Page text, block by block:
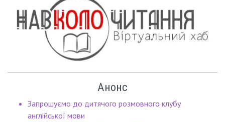
Анонс
Запрошуємо до дитячого розмовного клубу
англійської мови